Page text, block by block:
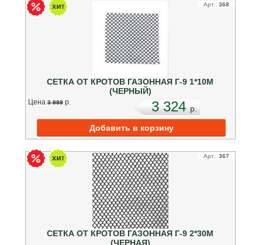
Арт.: 368
СЕТКА ОТ КРОТОВ ГАЗОННАЯ Г-9 1*10М
(ЧЕРНЫЙ)
Цена 3 989 p. 3 324p.
Арт.: 367
СЕТКА ОТ КРОТОВ ГАЗОННАЯ Г-9 2*30М
(ЧЕРНАЯ)